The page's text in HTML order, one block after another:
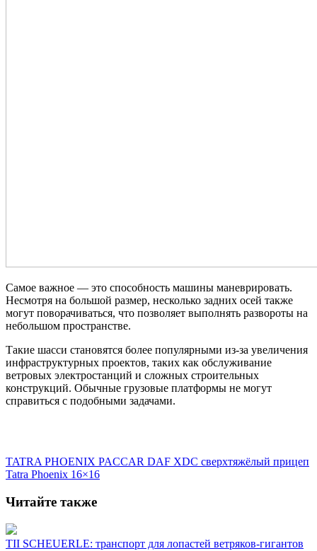
Самое важное — это способность машины маневрировать.
Несмотря на большой размер, несколько задних осей также
могут поворачиваться, что позволяет выполнять развороты на
небольшом пространстве.
Такие шасси становятся более популярными из-за увеличения
инфраструктурных проектов, таких как обслуживание
ветровых электростанций и сложных строительных
конструкций. Обычные грузовые платформы не могут
справиться с подобными задачами.
TATRA PHOENIX PACCAR DAF XDC сверхтяжёлый прицеп
Tatra Phoenix 16×16
Читайте также
TII SCHEUERLE: транспорт для лопастей ветряков-гигантов